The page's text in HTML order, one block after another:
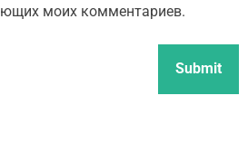
моих комментариев.